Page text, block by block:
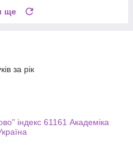
ще
за рік
індекс 61161 Академіка